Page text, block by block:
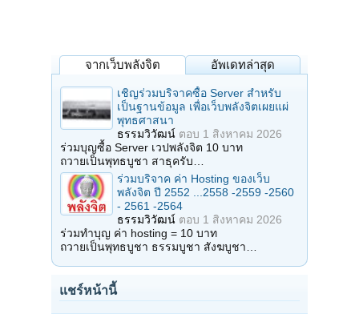
จากเว็บพลังจิต อัพเดทล่าสุด
เชิญร่วมบริจาคซื้อ Server สำหรับ
เป็นฐานข้อมูล เพื่อเว็บพลังจิตเผยแผ่
พุทธศาสนา
ธรรมวิวัฒน์ ตอบ 1 สิงหาคม 2026
ร่วมบุญซื้อ Server เวปพลังจิต 10 บาท
ถวายเป็นพุทธบูชา สาธุครับ…
ร่วมบริจาค ค่า Hosting ของเว็บ
พลังจิต ปี 2552 ...2558 -2559 -2560
- 2561 -2564
ธรรมวิวัฒน์ ตอบ 1 สิงหาคม 2026
ร่วมทำบุญ ค่า hosting = 10 บาท
ถวายเป็นพุทธบูชา ธรรมบูชา สังฆบูชา…
แชร์หน้านี้